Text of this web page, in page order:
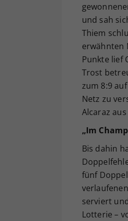
und sah
Thiem
erwähnten
Punkte lief
Trost
zum 8:9
Netz zu
Alcaraz aus
„Im
Bis dahin
fünf
serviert
Lotterie –